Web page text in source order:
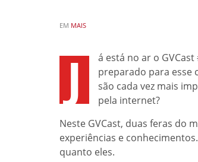
EM POSTED
MAIS
J
á está no ar o
preparado para esse
são cada vez mais
pela internet?
Neste GVCast, duas feras do
experiências e
quanto eles.